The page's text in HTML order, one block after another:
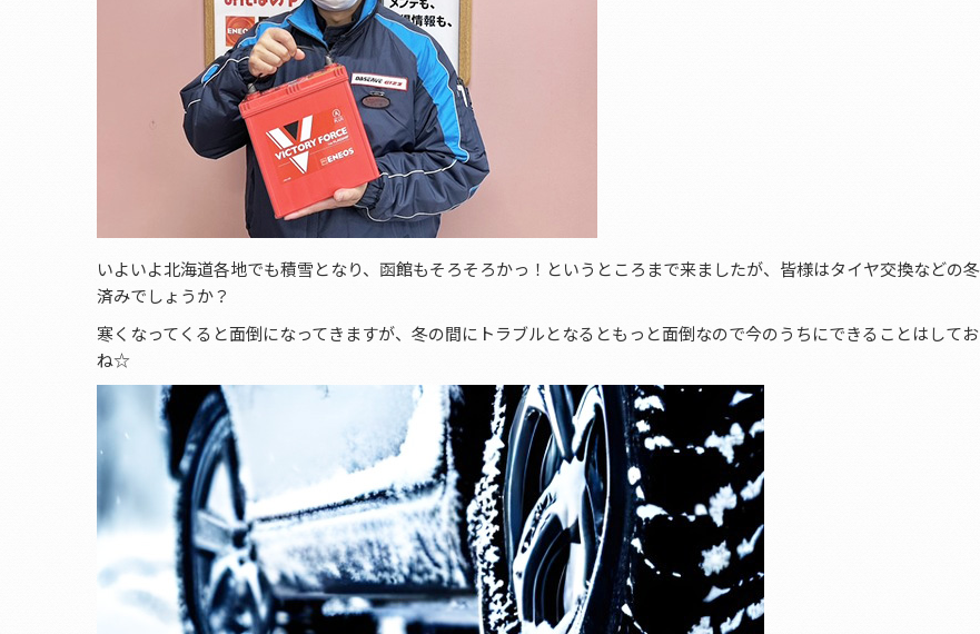
いよいよ北海道各地でも積雪となり、函館もそろそろかっ！というところまで来ましたが、皆様はタイヤ交換などの
済みでしょうか？
寒くなってくると面倒になってきますが、冬の間にトラブルとなるともっと面倒なので今のうちにできることはして
ね☆